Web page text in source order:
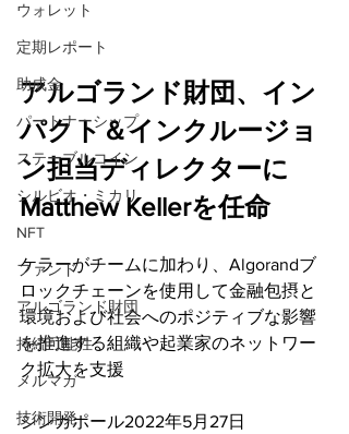
ウォレット
定期レポート
助成金
パートナーシップ
ステーブルコイン
シルビオ・ミカリ
NFT
ファンド
アルゴランド財団
持続可能性
メルマガ
技術開発
アルゴランド財団、イン
パクト＆インクルージョ
ン担当ディレクターに
Matthew Kellerを任命
ケラーがチームに加わり、Algorandブ
ロックチェーンを使用して金融包摂と
環境および社会へのポジティブな影響
を推進する組織や起業家のネットワー
ク拡大を支援
シンガポール2022年5月27日